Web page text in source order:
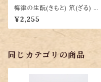
梅津の生酛(きもと) 笊(ざる) 原
酒（山田錦60％精米）720ml
¥2,255
同じカテゴリの商品